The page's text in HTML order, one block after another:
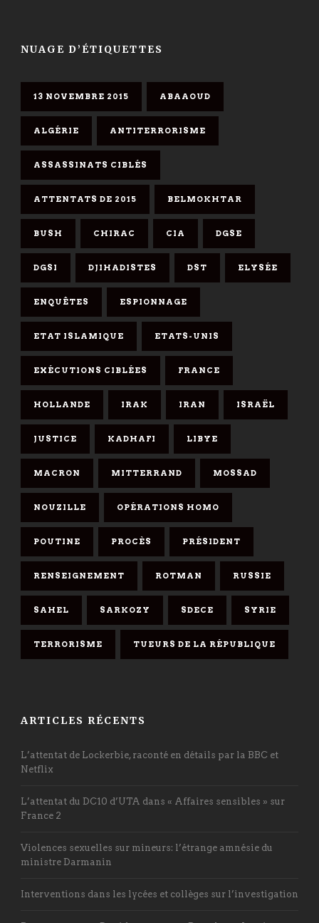
NUAGE D’ÉTIQUETTES
13 NOVEMBRE 2015 ABAAOUD
ALGÉRIE ANTITERRORISME
ASSASSINATS CIBLÉS
ATTENTATS DE 2015 BELMOKHTAR
BUSH CHIRAC CIA DGSE
DGSI DJIHADISTES DST ELYSÉE
ENQUÊTES ESPIONNAGE
ETAT ISLAMIQUE ETATS-UNIS
EXÉCUTIONS CIBLÉES FRANCE
HOLLANDE IRAK IRAN ISRAËL
JUSTICE KADHAFI LIBYE
MACRON MITTERRAND MOSSAD
NOUZILLE OPÉRATIONS HOMO
POUTINE PROCÈS PRÉSIDENT
RENSEIGNEMENT ROTMAN RUSSIE
SAHEL SARKOZY SDECE SYRIE
TERRORISME TUEURS DE LA RÉPUBLIQUE
ARTICLES RÉCENTS
L’attentat de Lockerbie, raconté en détails par la BBC et
Netflix
L’attentat du DC10 d’UTA dans « Affaires sensibles » sur
France 2
Violences sexuelles sur mineurs: l’étrange amnésie du
ministre Darmanin
Interventions dans les lycées et collèges sur l’investigation